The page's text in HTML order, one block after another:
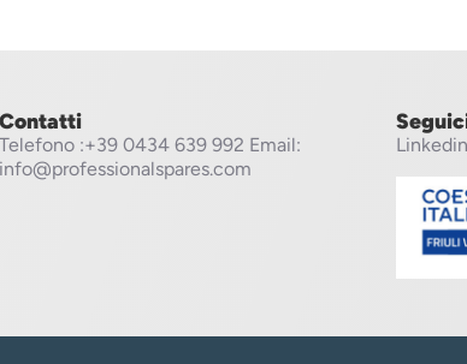
Contatti
Telefono :+39 0434 639 992 Email:
info@professionalspares.com
Linkedin